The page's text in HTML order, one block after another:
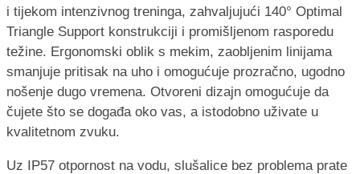
i tijekom intenzivnog treninga, zahvaljujući 140° Optimal
Triangle Support konstrukciji i promišljenom rasporedu
težine. Ergonomski oblik s mekim, zaobljenim linijama
smanjuje pritisak na uho i omogućuje prozračno, ugodno
nošenje dugo vremena. Otvoreni dizajn omogućuje da
čujete što se događa oko vas, a istodobno uživate u
kvalitetnom zvuku.
Uz IP57 otpornost na vodu, slušalice bez problema prate